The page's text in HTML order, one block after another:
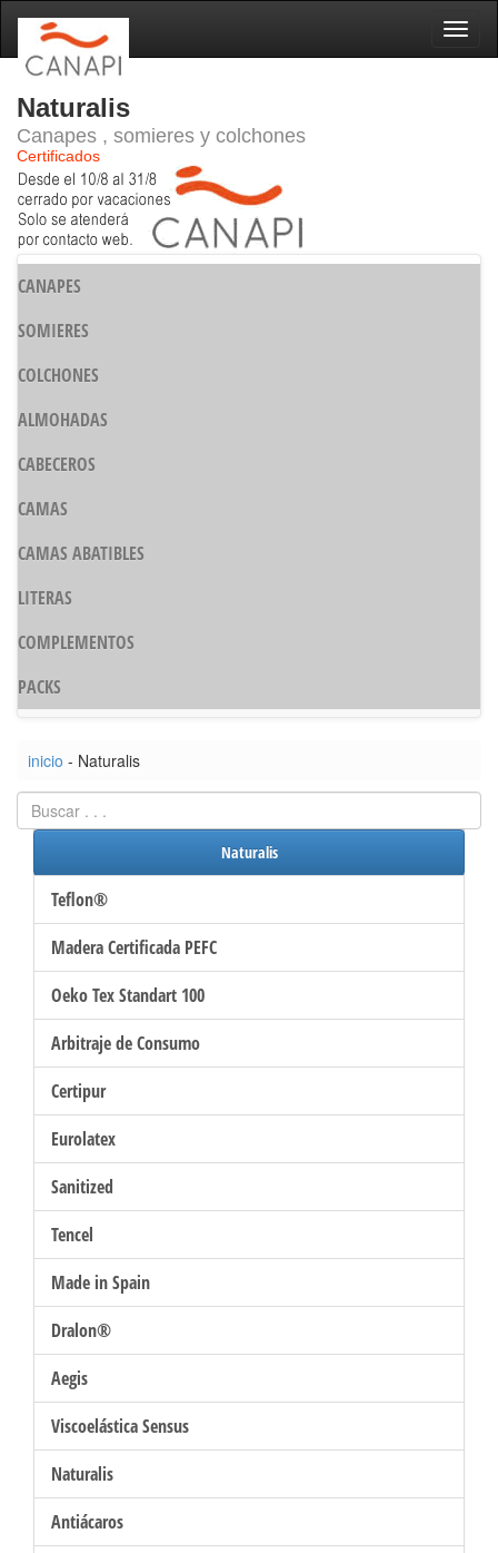
Naturalis
Canapes , somieres y colchones
Certificados
CANAPES
SOMIERES
COLCHONES
ALMOHADAS
CABECEROS
CAMAS
CAMAS ABATIBLES
LITERAS
COMPLEMENTOS
PACKS
inicio - Naturalis
Naturalis
Teflon®
Madera Certificada PEFC
Oeko Tex Standart 100
Arbitraje de Consumo
Certipur
Eurolatex
Sanitized
Tencel
Made in Spain
Dralon®
Aegis
Viscoelástica Sensus
Naturalis
Antiácaros